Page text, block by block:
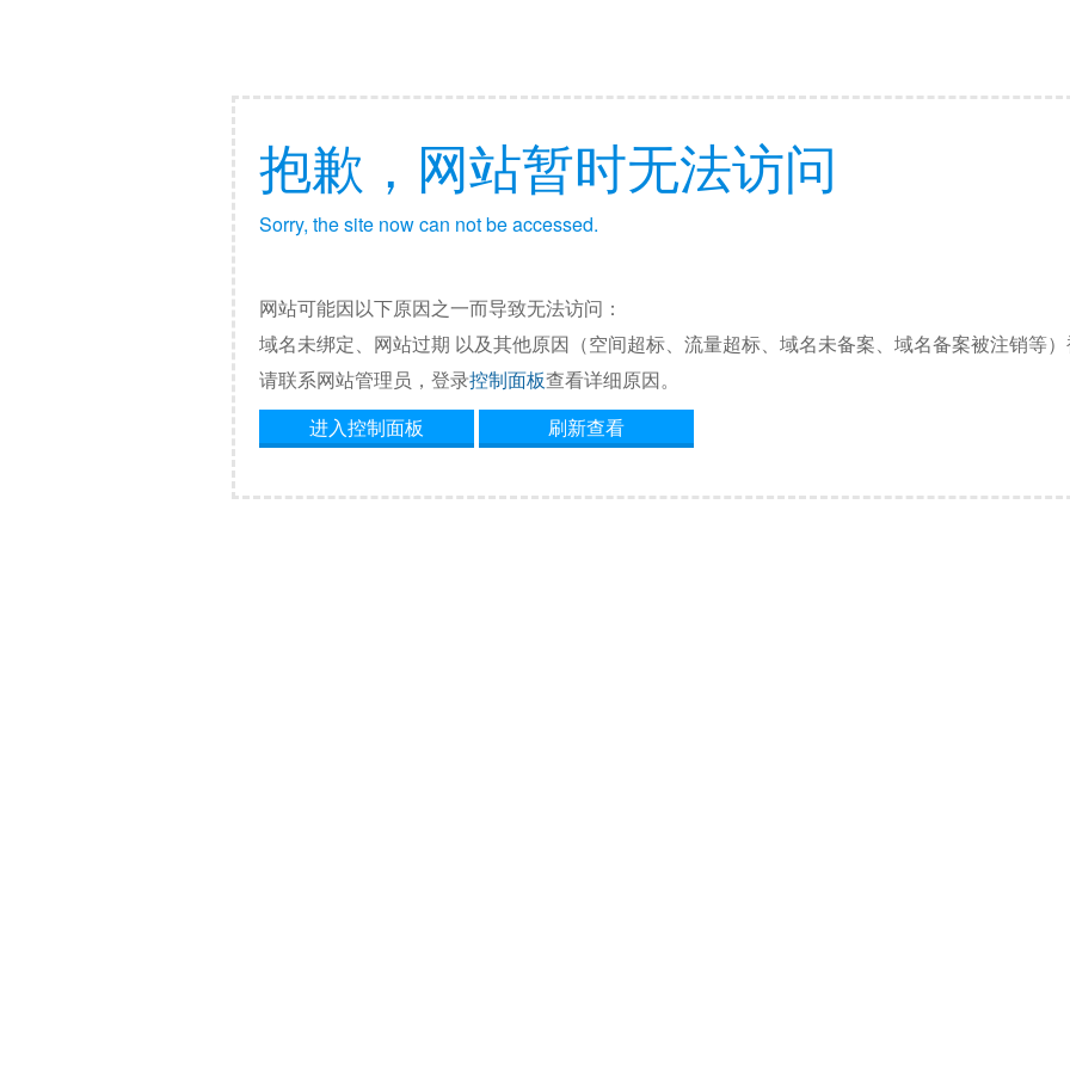
抱歉，网站暂时无法访问
Sorry, the site now can not be accessed.
网站可能因以下原因之一而导致无法访问：
域名未绑定、网站过期 以及其他原因（空间超标、流量超标、域名未备案、域名备案被注销等）
请联系网站管理员，登录控制面板查看详细原因。
进入控制面板
刷新查看